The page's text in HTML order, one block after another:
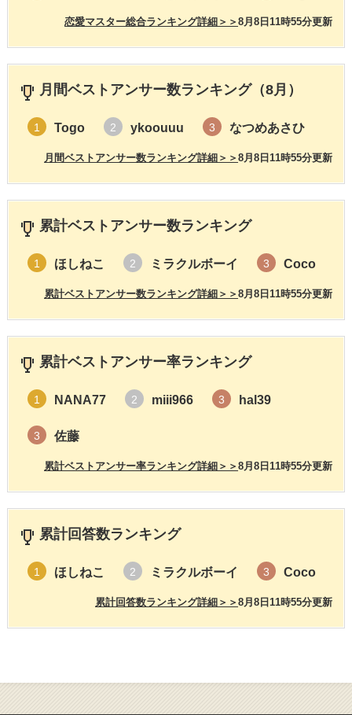
8月8日11時55分更新
恋愛マスター総合ランキング詳細＞＞
月間ベストアンサー数ランキング（8月）
1 Togo 2 ykoouuu 3 なつめあさひ
8月8日11時55分更新
月間ベストアンサー数ランキング詳細＞＞
累計ベストアンサー数ランキング
1 ほしねこ 2 ミラクルボーイ 3 Coco
8月8日11時55分更新
累計ベストアンサー数ランキング詳細＞＞
累計ベストアンサー率ランキング
1 NANA77 2 miii966 3 hal39
3 佐藤
8月8日11時55分更新
累計ベストアンサー率ランキング詳細＞＞
累計回答数ランキング
1 ほしねこ 2 ミラクルボーイ 3 Coco
8月8日11時55分更新
累計回答数ランキング詳細＞＞